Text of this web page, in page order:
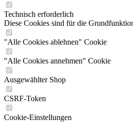
Technisch erforderlich
Diese Cookies sind für die
"Alle Cookies ablehnen" Cookie
"Alle Cookies annehmen" Cookie
Ausgewählter Shop
CSRF-Token
Cookie-Einstellungen